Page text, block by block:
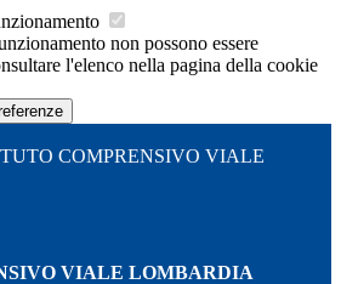
non possono essere
l'elenco nella pagina della cookie
COMPRENSIVO VIALE
VIALE LOMBARDIA